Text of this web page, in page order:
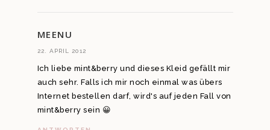
MEENU
22. APRIL 2012
Ich liebe mint&berry und dieses Kleid gefällt mir
auch sehr. Falls ich mir noch einmal was übers
Internet bestellen darf, wird's auf jeden Fall von
mint&berry sein 😀